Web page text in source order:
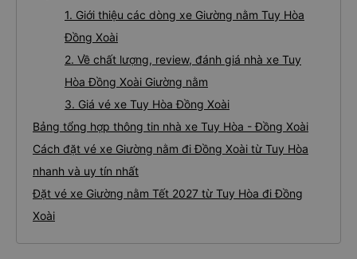
1. Giới thiệu các dòng xe Giường nằm Tuy Hòa
Đồng Xoài
2. Về chất lượng, review, đánh giá nhà xe Tuy
Hòa Đồng Xoài Giường nằm
3. Giá vé xe Tuy Hòa Đồng Xoài
Bảng tổng hợp thông tin nhà xe Tuy Hòa - Đồng Xoài
Cách đặt vé xe Giường nằm đi Đồng Xoài từ Tuy Hòa
nhanh và uy tín nhất
Đặt vé xe Giường nằm Tết 2027 từ Tuy Hòa đi Đồng
Xoài